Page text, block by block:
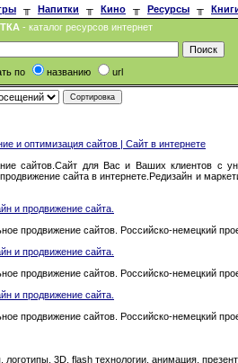
╥ Напитки ╥ Кино ╥ Ресурсы ╥
- каталог ресурсов интернет
по названию url
и оптимизация сайтов | Сайт в интернете
сайтов.Сайт для Вас и Ваших клиентов с
сайта в интернете.Редизайн и
и продвижение сайта.
продвижение сайтов. Российско-немецкий
и продвижение сайта.
продвижение сайтов. Российско-немецкий
и продвижение сайта.
продвижение сайтов. Российско-немецкий
3D, flash технологии, анимация,